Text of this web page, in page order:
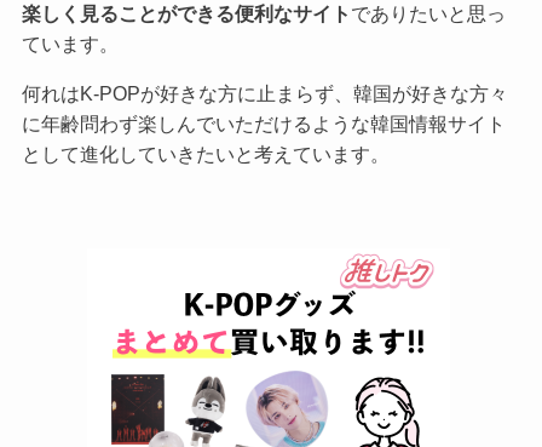
楽しく見ることができる便利なサイト でありたいと思っ
ています。
何れはK-POPが好きな方に止まらず、韓国が好きな方々
に年齢問わず楽しんでいただけるような韓国情報サイト
として進化していきたいと考えています。